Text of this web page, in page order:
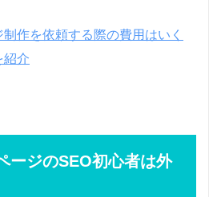
作を依頼する際の費用はいく
紹介
ージのSEO初心者は外